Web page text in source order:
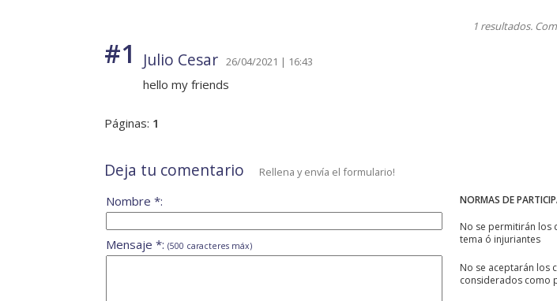
1 resultados.
#1 Julio Cesar 26/04/2021 | 16:43
hello my friends
Páginas: 1
Deja tu comentario Rellena y envía el formulario!
NORMAS DE
No se permitirán los
tema ó injuriantes
No se aceptarán los
considerados como
Nombre *:
Mensaje *: (500 caracteres máx)